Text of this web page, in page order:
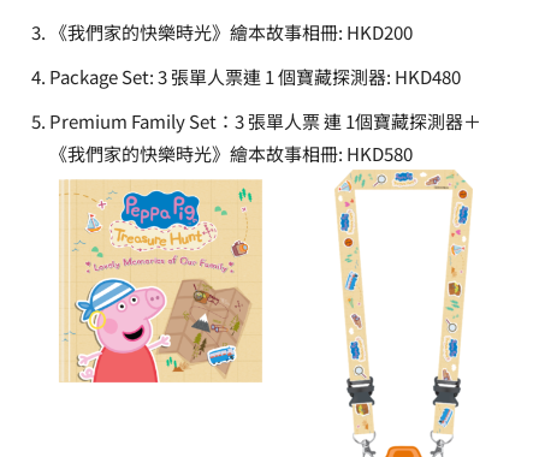
《我們家的快樂時光》繪本故事相冊: HKD200
Package Set: 3 張單人票連 1 個寶藏探測器: HKD480
Premium Family Set：3 張單人票 連 1個寶藏探測器＋
《我們家的快樂時光》繪本故事相冊: HKD580